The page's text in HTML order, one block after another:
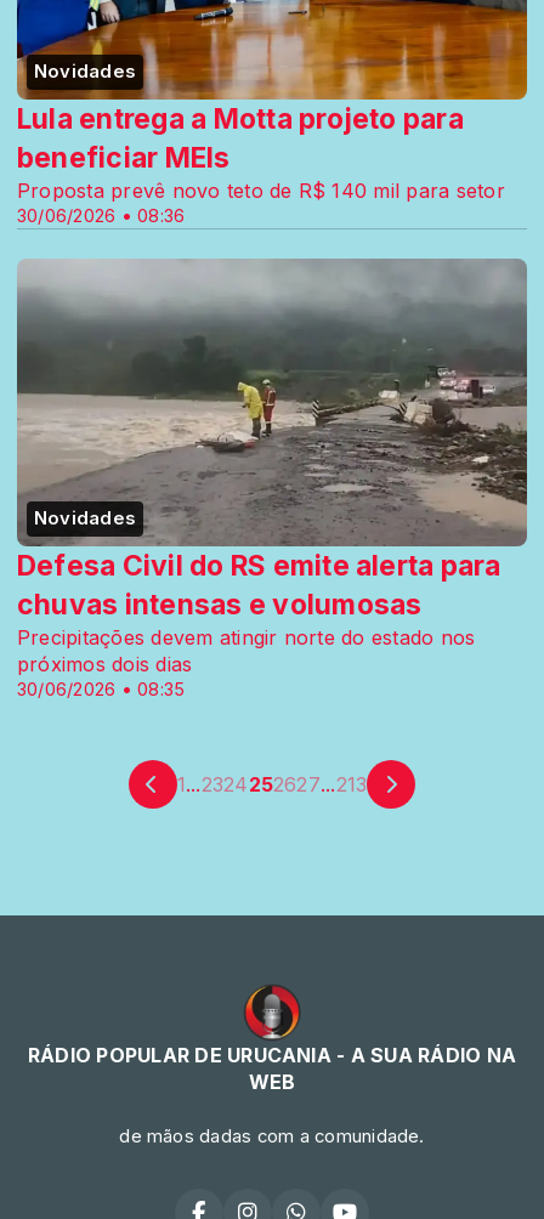
Novidades
30/06/2026 • 08:36
Lula entrega a Motta projeto para
beneficiar MEIs
Proposta prevê novo teto de R$ 140 mil para setor
Novidades
30/06/2026 • 08:35
Defesa Civil do RS emite alerta para
chuvas intensas e volumosas
Precipitações devem atingir norte do estado nos
próximos dois dias
1...2324252627...213
RÁDIO POPULAR DE URUCANIA - A SUA RÁDIO NA
WEB
de mãos dadas com a comunidade.